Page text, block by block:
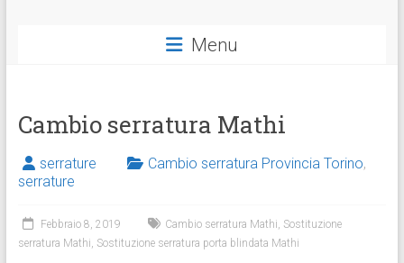
Menu
Cambio serratura Mathi
serrature Cambio serratura Provincia Torino,
serrature
Febbraio 8, 2019 Cambio serratura Mathi, Sostituzione
serratura Mathi, Sostituzione serratura porta blindata Mathi